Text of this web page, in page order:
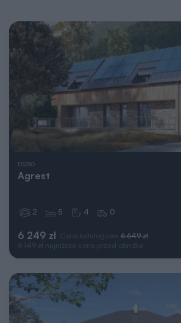
DS280
Agrest
6 249 zł Cena katalogowa 6 649 zł
6 149 zł najniższa cena przed obniżką
2 5 4 0